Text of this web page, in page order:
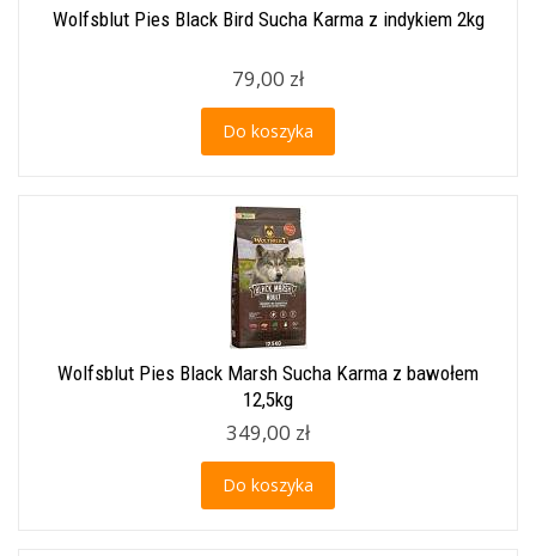
Wolfsblut Pies Black Bird Sucha Karma z indykiem 2kg
79,00 zł
Do koszyka
Wolfsblut Pies Black Marsh Sucha Karma z bawołem
12,5kg
349,00 zł
Do koszyka